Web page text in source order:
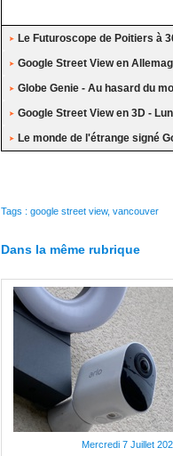
Le Futuroscope de Poitiers à
Google Street View en
Globe Genie - Au hasard du
Google Street View en 3D -
Le monde de l'étrange signé
Tags : google street view, vancouver
Dans la même rubrique
Mercredi 7 Juillet